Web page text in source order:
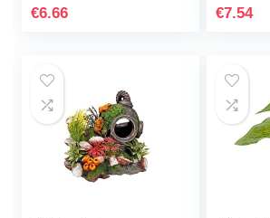
nuttig en praktisch
€6.66 €7.54